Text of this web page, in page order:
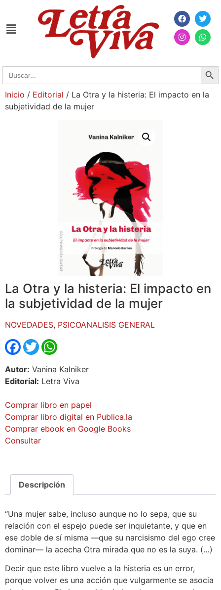
Search
for:
Inicio / Editorial / La Otra y la histeria: El impacto en la
subjetividad de la mujer
La Otra y la histeria: El impacto en
la subjetividad de la mujer
NOVEDADES, PSICOANALISIS GENERAL
Facebook
Twitter
Autor: Vanina Kalniker
Editorial: Letra Viva
Comprar libro en papel
Comprar libro digital en Publica.la
Comprar ebook en Google Books
Consultar
Descripción
“Una mujer sabe, incluso aunque no lo sepa, que su
relación con el espejo puede ser inquietante, y que en
ese doble de sí misma —que su narcisismo del ego cree
dominar— la acecha Otra mirada que no es la suya. (…)
Decir que este libro vuelve a la histeria es un error,
porque volver es una acción que vulgarmente se asocia